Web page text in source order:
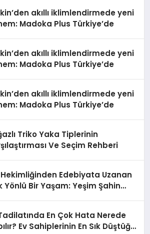
akıllı iklimlendirmede yeni
Madoka Plus Türkiye’de
akıllı iklimlendirmede yeni
Madoka Plus Türkiye’de
akıllı iklimlendirmede yeni
Madoka Plus Türkiye’de
Triko Yaka Tiplerinin
Ve Seçim Rehberi
Hekimliğinden Edebiyata Uzanan
Yönlü Bir Yaşam: Yeşim Şahin
En Çok Hata Nerede
Ev Sahiplerinin En Sık Düştüğü